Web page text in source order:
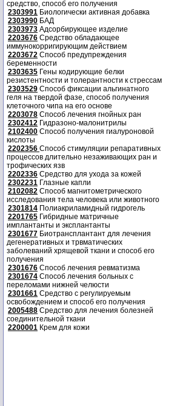
средство, способ его получения
2303991 Биологически активная добавка
2303990 БАД
2303973 Адсорбирующее изделие
2203676 Средство обладающее
иммунокорригирующим действием
2203672 Способ предупреждения
беременности
2303635 Гены кодирующие белки
резистентности и толерантности к стрессам
2303529 Способ фиксации альгинатного
геля на твердой фазе, способ получения
клеточного чипа на его основе
2203078 Способ лечения гнойных ран
2302412 Гидразоно-малонитрилы
2102400 Способ получения гиалуроновой
кислоты
2202356 Способ стимуляции репаративных
процессов длительно незаживающих ран и
трофических язв
2202336 Средство для ухода за кожей
2302231 Глазные капли
2102082 Способ магнитометрического
исследования тела человека или животного
2301814 Полиакриламидный гидрогель
2201765 Гибридные матричные
имплантанты и эксплантанты
2301677 Биотрансплантант для лечения
дегенеративных и трвматических
заболеваний хрящевой ткани и способ его
получения
2301676 Способ лечения ревматизма
2301674 Способ лечения больных с
переломами нижней челюсти
2301661 Средство с регулируемым
освобождением и способ его получения
2005488 Средство для лечения болезней
соединительной ткани
2200001 Крем для кожи